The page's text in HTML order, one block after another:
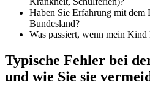
Haben Sie Erfahrung mit dem
Bundesland?
Was passiert, wenn mein
Typische Fehler bei
und wie Sie sie